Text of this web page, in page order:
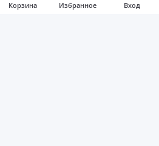
Вход
Избранное
Корзина